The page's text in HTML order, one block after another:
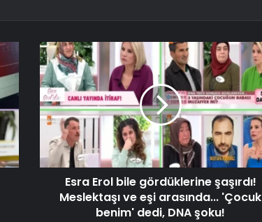
Esra Erol bile gördüklerine şaşırdı!
Meslektaşı ve eşi arasında... 'Çocuk
benim' dedi, DNA şoku!